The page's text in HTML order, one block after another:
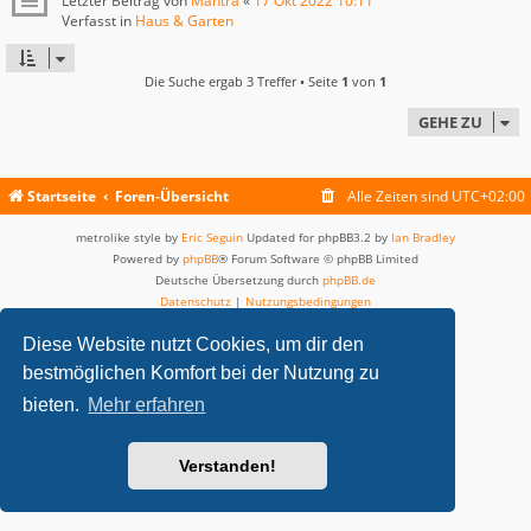
Diese Website nutzt Cookies, um dir den
bestmöglichen Komfort bei der Nutzung zu
bieten. Mehr erfahren
Verstanden!
Verfasst in Haus & Garten
Die Suche ergab 3 Treffer • Seite 1 von 1
GEHE ZU
Startseite Foren-Übersicht Alle Zeiten sind UTC+02:00
metrolike style by Eric Seguin Updated for phpBB3.2 by Ian Bradley
Powered by phpBB® Forum Software © phpBB Limited
Deutsche Übersetzung durch phpBB.de
Datenschutz | Nutzungsbedingungen